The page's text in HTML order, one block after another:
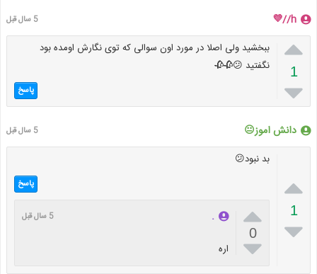
h//💜 5 سال قبل

1

ببخشید ولی اصلا در مورد اون سوالی که توی نگارش اومده بود
نگفتید 😕🥀🥀
پاسخ
دانش اموز😐 5 سال قبل

1

بد نبود😕
پاسخ

0

. 5 سال قبل
اره